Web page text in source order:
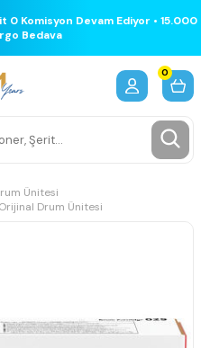
0 Komisyon Devam Ediyor • 15.000
Bedava
0
Ünitesi
Drum Ünitesi